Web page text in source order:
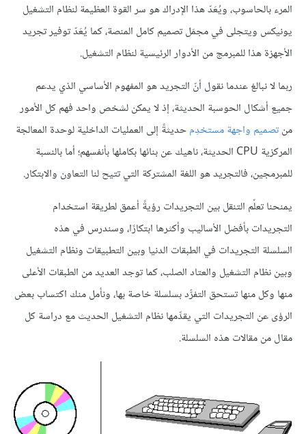
المرء بالحاسوب، ويُعَدّ هذا الإدراك هو سر القوة العظيمة لنظام التشغيل
يونيكس ويتجلى في مجمَل تصميم كامل المنصة، كما يُعَدّ توفير تجريد
الأجهزة هذا للمبرمج من الأدوار الرئيسية لنظام التشغيل.
ربما لا نبالغ عندما نقول أنّ التجريد هو المفهوم الأساسي الذي يدعم
جميع أشكال الحوسبة الحديثة، إذ لا يمكن لشخص واحد فهم كل الأمور
منتصميم واجهة مستخدِمحديثةً إلى العمليات الداخلية لوحدة المعالجة
المركزية CPU الحديثة، ناهيك عن بنائها بكاملها بأنفسهم؛ أما بالنسبة
للمبرمجين، فالتجريد هو اللغة المشتركة التي تتيح لنا التعاون والابتكار.
يمنحنا تعلّم التنقل بين التجريدات رؤيةً أعمق لطريقة استخدام
التجريدات بأفضل الأساليب وأكثرها ابتكارًا، وسندرس في هذه
السلسلة التجريدات في الطبقات الدنيا وبين التطبيقات ونظام التشغيل
وبين نظام التشغيل والعتاد الصلب، كما توجد العديد من الطبقات الأعلى
منها وكل منها تستحق التفرُّد بسلسلة خاصة بها، ونأمل منك اكتساب بعض
الرؤى عن التجريدات التي يقدِّمها نظام التشغيل الحديث مع دراسة كل
مقال من مقالات هذه السلسلة.